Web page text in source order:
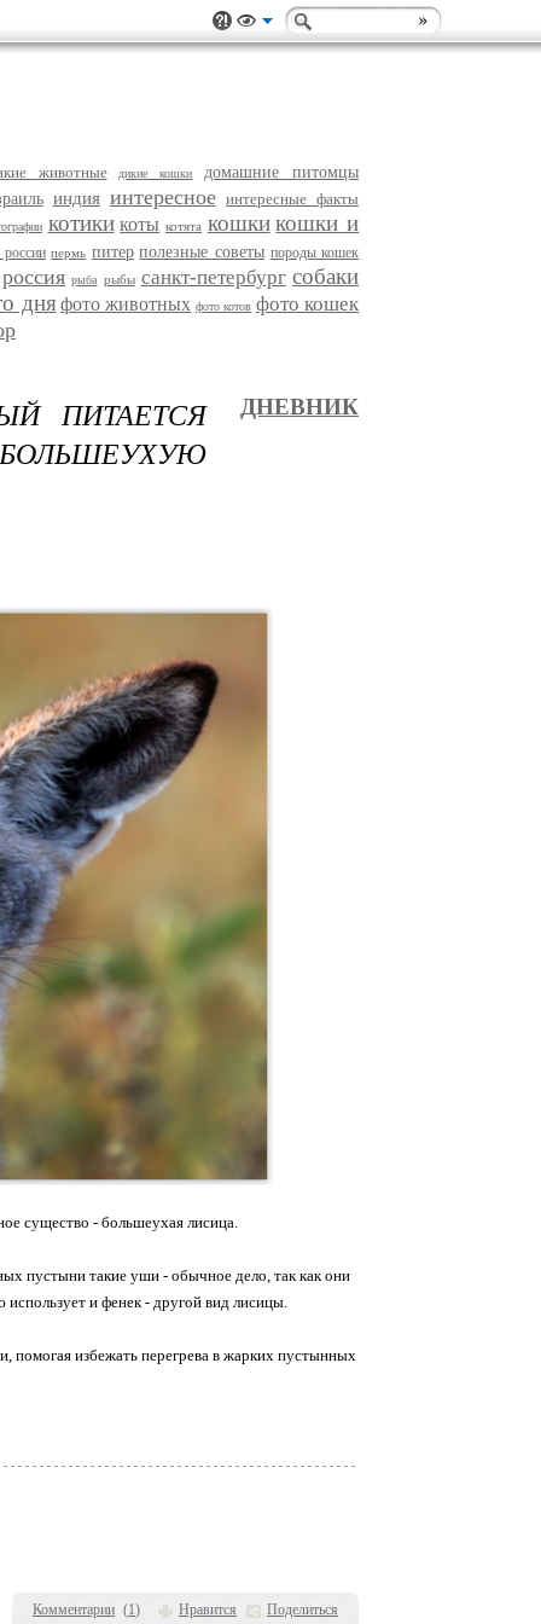
животные дикие кошки
домашние питомцы
индия интересное интересные факты
котики коты котята кошки кошки и
пермь питер полезные советы породы кошек
россия рыба рыбы санкт-петербург собаки
дня фото животных фото котов фото кошек
Комментарии (1) Нравится Поделиться
ПИТАЕТСЯ
ДНЕВНИК
существо - большеухая лисица.
пустыни такие уши - обычное дело, так как они
и фенек - другой вид лисицы.
помогая избежать перегрева в жарких пустынных